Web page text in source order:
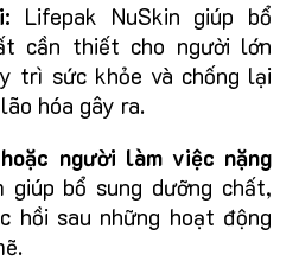
Lifepak NuSkin giúp bổ
cần thiết cho người lớn
trì sức khỏe và chống lại
hóa gây ra.
người làm việc nặng
giúp bổ sung dưỡng chất,
hồi sau những hoạt động